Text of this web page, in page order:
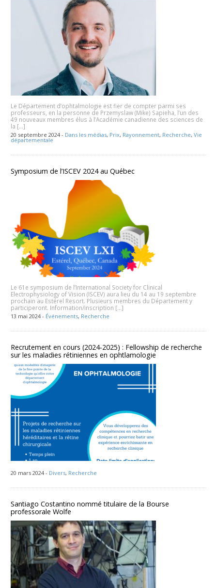
Le Département d’ophtalmologie est fier de compter parmi ses
professeurs, en la personne de Przemyslaw (Mike) Sapieha, l’un des
49 nouveaux membres élus à l’Académie canadienne des sciences de
la […]
20 septembre 2024 - Dans les médias, Prix, Rayonnement, Recherche,Vie
départementale
Symposium de l’ISCEV 2024 au Québec
Le 61e symposium de l’International Society for Clinical
Electrophysiology of Vision (ISCEV) aura lieu du 14 au 19 septembre
prochain au Estérel Resort. Plusieurs membres du Département y
participeront. Information/inscription […]
13 mai 2024 - Événements, Recherche
Recrutement en cours (2024-2025) : Fellowship de recherche
sur les maladies rétiniennes en ophtlamologie
20 mars 2024 - Divers, Recherche
Santiago Costantino nommé titulaire de la Bourse
professorale Wolfe